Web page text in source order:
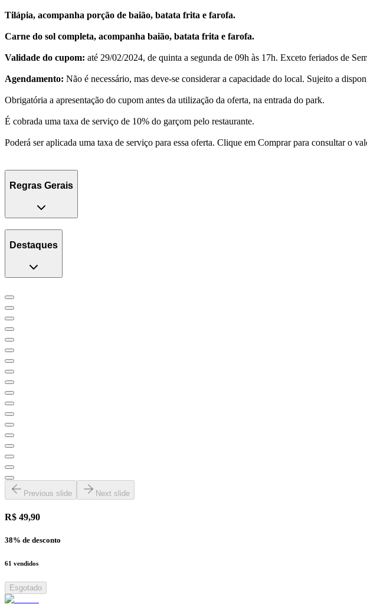
Tilápia, acompanha porção de baião, batata frita e farofa.
Carne do sol completa, acompanha baião, batata frita e farofa.
Validade do cupom: até 29/02/2024, de quinta a segunda de 09h às 17h. Exceto feriados de
Agendamento: Não é necessário, mas deve-se considerar a capacidade do local. Sujeito a
Obrigatória a apresentação do cupom antes da utilização da oferta, na entrada do park.
É cobrada uma taxa de serviço de 10% do garçom pelo restaurante.
Poderá ser aplicada uma taxa de serviço para essa oferta. Clique em Comprar para consultar o
Regras Gerais
Destaques
Previous slide Next slide
R$ 49,90
38% de desconto
61 vendidos
Esgotado